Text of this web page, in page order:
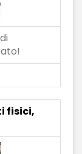
fisici,